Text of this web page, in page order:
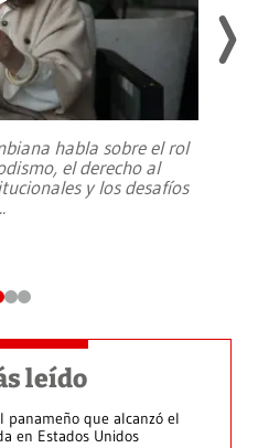
habla sobre el rol
el derecho al
y los desafíos
leído
panameño que alcanzó el
en Estados Unidos